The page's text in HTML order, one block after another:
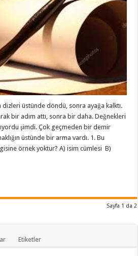
dizleri üstünde döndü, sonra ayağa kalktı.
bir adım attı, sonra bir daha. Değnekleri
şimdi. Çok geçmeden bir demir
üstünde bir arma vardı. 1. Bu
örnek yoktur? A) isim cümlesi B)
Sayfa 1 da 2
Etiketler